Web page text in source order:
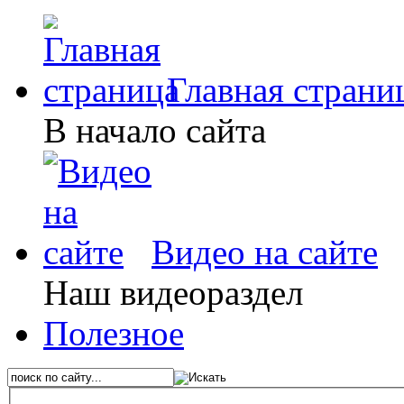
Главная
В начало сайта
Видео на сайте
Наш видеораздел
Полезное